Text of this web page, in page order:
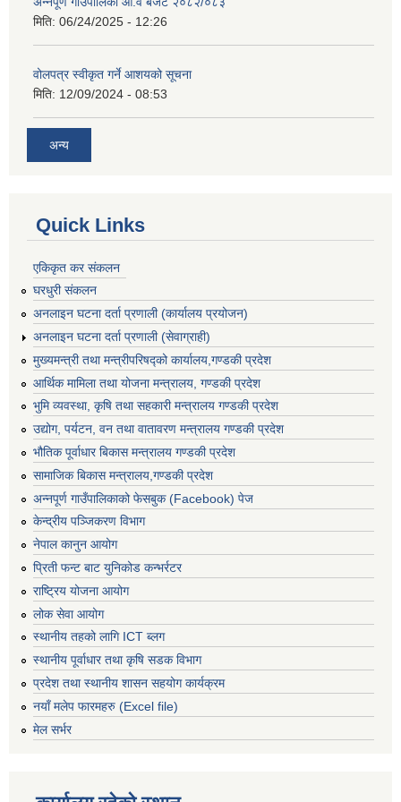
मिति: 06/24/2025 - 12:26
वोलपत्र स्वीकृत गर्ने आशयको सूचना
मिति: 12/09/2024 - 08:53
अन्य
Quick Links
एकिकृत कर संकलन
घरधुरी संकलन
अनलाइन घटना दर्ता प्रणाली (कार्यालय प्रयोजन)
अनलाइन घटना दर्ता प्रणाली (सेवाग्राही)
मुख्यमन्त्री तथा मन्त्रीपरिषद्को कार्यालय,गण्डकी प्रदेश
आर्थिक मामिला तथा योजना मन्त्रालय, गण्डकी प्रदेश
भुमि व्यवस्था, कृषि तथा सहकारी मन्त्रालय गण्डकी प्रदेश
उद्योग, पर्यटन, वन तथा वातावरण मन्त्रालय गण्डकी प्रदेश
भौतिक पूर्वाधार बिकास मन्त्रालय गण्डकी प्रदेश
सामाजिक बिकास मन्त्रालय,गण्डकी प्रदेश
अन्नपूर्ण गाउँपालिकाको फेसबुक (Facebook) पेज
केन्द्रीय पञ्जिकरण विभाग
नेपाल कानुन आयोग
प्रिती फन्ट बाट युनिकोड कन्भर्रटर
राष्ट्रिय योजना आयोग
लोक सेवा आयोग
स्थानीय तहको लागि ICT ब्लग
स्थानीय पूर्वाधार तथा कृषि सडक विभाग
प्रदेश तथा स्थानीय शासन सहयोग कार्यक्रम
नयाँ मलेप फारमहरु (Excel file)
मेल सर्भर